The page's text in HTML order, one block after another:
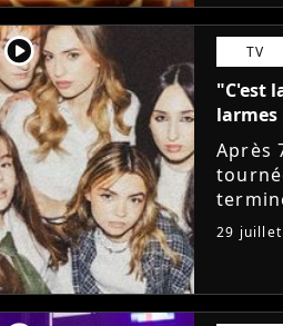
player2 TV
"C'est
larmes
Après
29 juillet